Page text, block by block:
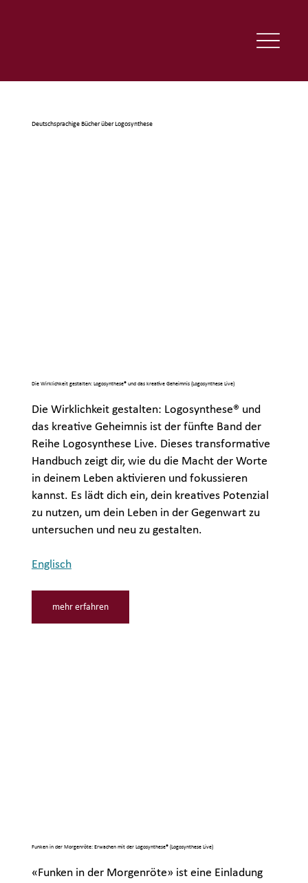
Deutschsprachige Bücher über Logosynthese
Die Wirklichkeit gestalten: Logosynthese® und das kreative Geheimnis (Logosynthese Live)
Die Wirklichkeit gestalten: Logosynthese® und
das kreative Geheimnis ist der fünfte Band der
Reihe Logosynthese Live. Dieses transformative
Handbuch zeigt dir, wie du die Macht der Worte
in deinem Leben aktivieren und fokussieren
kannst. Es lädt dich ein, dein kreatives Potenzial
zu nutzen, um dein Leben in der Gegenwart zu
untersuchen und neu zu gestalten.
Englisch
mehr erfahren
Funken in der Morgenröte: Erwachen mit der Logosynthese® (Logosynthese Live)
«Funken in der Morgenröte» ist eine Einladung